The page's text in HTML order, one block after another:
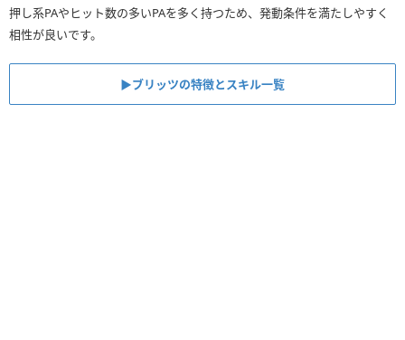
押し系PAやヒット数の多いPAを多く持つため、発動条件を満たしやすく
相性が良いです。
▶︎ブリッツの特徴とスキル一覧